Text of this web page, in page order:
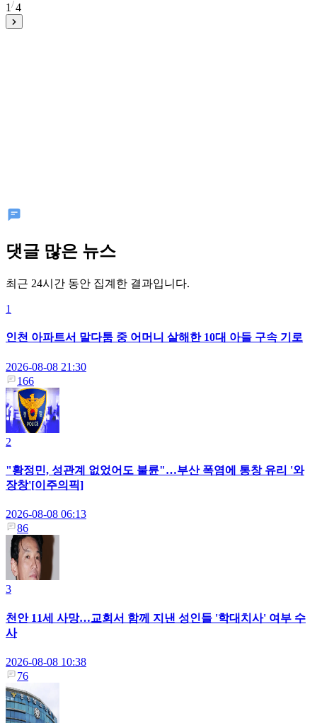
1 4
댓글 많은 뉴스
최근 24시간 동안 집계한 결과입니다.
1
인천 아파트서 말다툼 중 어머니 살해한 10대 아들 구속 기로
2026-08-08 21:30
166
2
"황정민, 성관계 없었어도 불륜"…부산 폭염에 통창 유리 '와
장창'[이주의픽]
2026-08-08 06:13
86
3
천안 11세 사망…교회서 함께 지낸 성인들 '학대치사' 여부 수
사
2026-08-08 10:38
76